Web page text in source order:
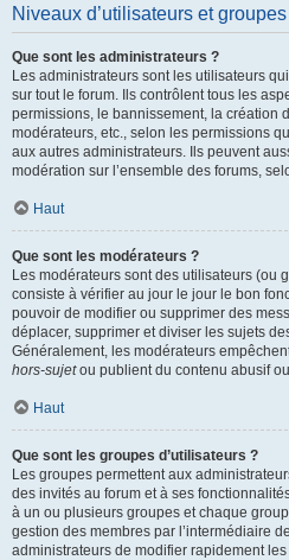
Niveaux d’utilisateurs et groupes
Que sont les administrateurs ?
Les administrateurs sont les utilisateurs
sur tout le forum. Ils contrôlent tous les
permissions, le bannissement, la création
modérateurs, etc., selon les permissions
aux autres administrateurs. Ils peuvent
modération sur l’ensemble des forums,
Haut
Que sont les modérateurs ?
Les modérateurs sont des utilisateurs (ou
consiste à vérifier au jour le jour le bon
pouvoir de modifier ou supprimer des
déplacer, supprimer et diviser les sujets
Généralement, les modérateurs
hors-sujetou publient du contenu abusif
Haut
Que sont les groupes d’utilisateurs ?
Les groupes permettent aux
des invités au forum et à ses
à un ou plusieurs groupes et chaque
gestion des membres par l’intermédiaire
administrateurs de modifier rapidement